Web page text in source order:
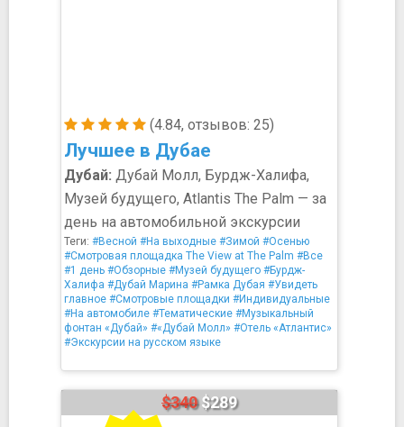
(4.84, отзывов: 25)
Лучшее в Дубае
Дубай: Дубай Молл, Бурдж-Халифа,
Музей будущего, Atlantis The Palm — за
день на автомобильной экскурсии
Теги: #Весной #На выходные #Зимой #Осенью
#Смотровая площадка The View at The Palm #Все
#1 день #Обзорные #Музей будущего #Бурдж-
Халифа #Дубай Марина #Рамка Дубая #Увидеть
главное #Смотровые площадки #Индивидуальные
#На автомобиле #Тематические #Музыкальный
фонтан «Дубай» #«Дубай Молл» #Отель «Атлантис»
#Экскурсии на русском языке
$340$289